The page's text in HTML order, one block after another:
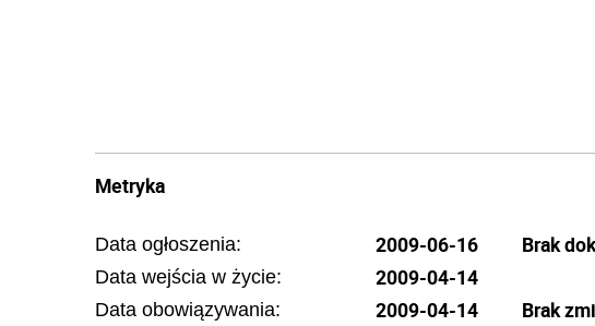
Metryka
Data ogłoszenia: 2009-06-16
Data wejścia w życie: 2009-04-14
Data obowiązywania: 2009-04-14
Brak
Brak